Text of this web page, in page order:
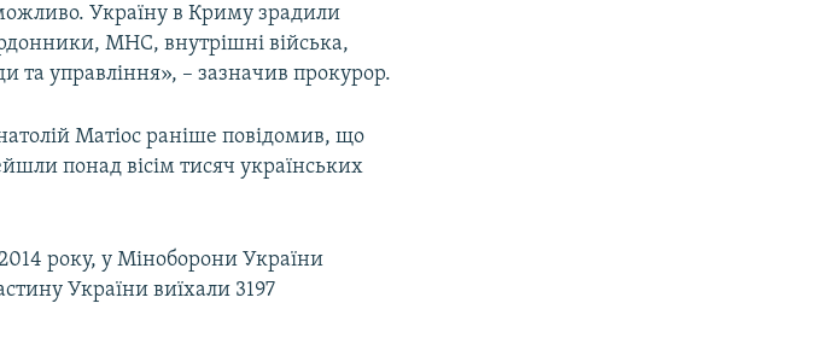
Україну в Криму зрадили
МНС, внутрішні війська,
та управління», – зазначив прокурор.
Матіос раніше повідомив, що
понад вісім тисяч українських
2014 року, у Міноборони України
України виїхали 3197